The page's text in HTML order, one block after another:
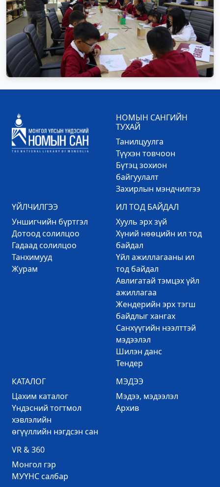
НОМЫН САНГИЙН
ТУХАЙ
Танилцуулга
Түүхэн товчоон
Бүтэц зохион
байгуулалт
Захирлын мэндчилгээ
ҮЙЛЧИЛГЭЭ
Уншигчийн бүртгэл
Дотоод солилцоо
Гадаад солилцоо
Танхимууд
Журам
ИЛ ТОД БАЙДАЛ
Хууль эрх зүй
Хүний нөөцийн ил тод
байдал
Үйл ажиллагааны ил
тод байдал
Авлигатай тэмцэх үйл
ажиллагаа
Жендерийн эрх тэгш
байдлыг хангах
Санхүүгийн нээлттэй
мэдээлэл
Шилэн данс
Тендер
КАТАЛОГ
Цахим каталог
Үндэсний тогтмол
хэвлэлийн
өгүүллийн нэгдсэн сан
МЭДЭЭ
Mэдээ, мэдээлэл
Архив
VR & 360
Mонгол гэр
МУҮНС салбар